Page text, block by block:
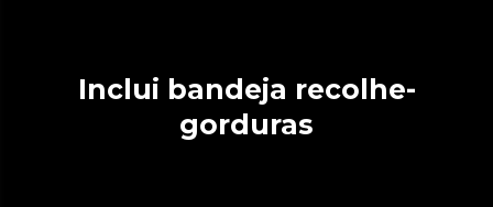
Inclui bandeja recolhe-
gorduras